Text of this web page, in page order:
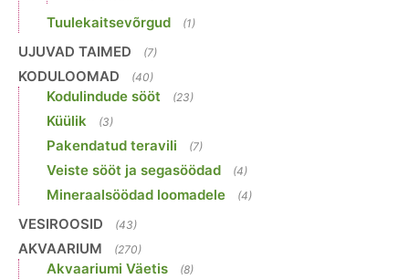
Tuulekaitsevõrgud (1)
UJUVAD TAIMED (7)
KODULOOMAD (40)
Kodulindude sööt (23)
Küülik (3)
Pakendatud teravili (7)
Veiste sööt ja segasöödad (4)
Mineraalsöödad loomadele (4)
VESIROOSID (43)
AKVAARIUM (270)
Akvaariumi Väetis (8)